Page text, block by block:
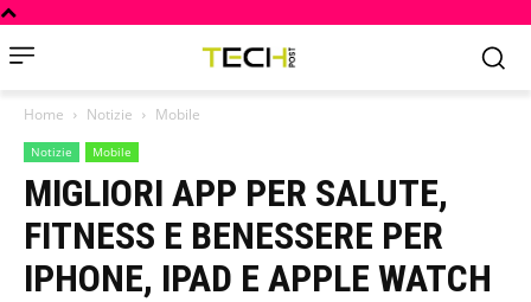
Home Notizie Mobile
Notizie Mobile
MIGLIORI APP PER SALUTE,
FITNESS E BENESSERE PER
IPHONE, IPAD E APPLE WATCH